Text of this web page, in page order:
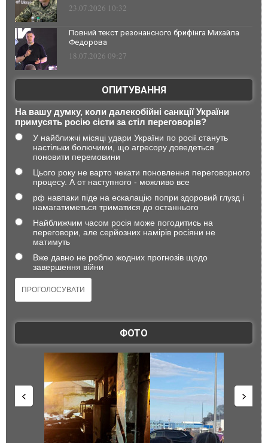
23.07.2026 10:32
Повний текст резонансного брифінга Михайла
Федорова
18.07.2026 09:27
ОПИТУВАННЯ
На вашу думку, коли далекобійні санкції України
примусять росію сісти за стіл переговорів?
У найближчі місяці удари України по росії стануть
настільки болючими, що агресору доведеться
поновити перемовини
Цього року не варто чекати поновлення переговорного
процесу. А от наступного - можливо все
рф навпаки піде на ескалацію попри здоровий глузд і
намагатиметься триматися до останнього
Найближчим часом росія може погодитись на
переговори, але серйозних намірів росіяни не
матимуть
Вже давно не роблю жодних прогнозів щодо
завершення війни
ФОТО